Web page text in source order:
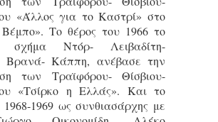
«Άλλος για το Καστρί» στο
Το θέρος του 1966 το
σχήμα Ντόρ- Λειβαδίτη-
Βρανά- Κάππη, ανέβασε την
των Τραϊφόρου- Θίσβιου-
«Τσίρκο η Ελλάς». Και το
1968-1969 ως συνθιασάρχης με